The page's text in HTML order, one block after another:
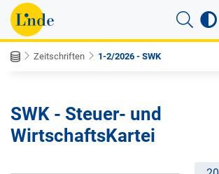
Zeitschriften 1-2/2026 - SWK
SWK - Steuer- und
WirtschaftsKartei